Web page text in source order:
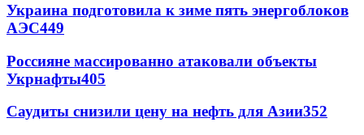
Украина подготовила к зиме пять энергоблоков
АЭС449
Россияне массированно атаковали объекты
Укрнафты405
Саудиты снизили цену на нефть для Азии352